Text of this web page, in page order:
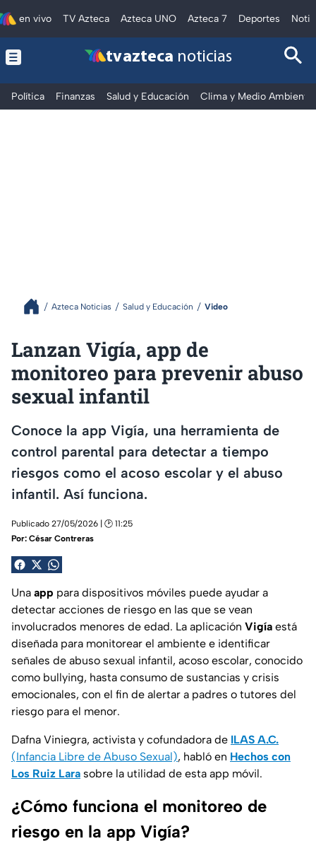
en vivo TV Azteca Azteca UNO Azteca 7 Deportes
tv azteca noticias
Política Finanzas Salud y Educación Clima y Medio Ambiente
Azteca Noticias Salud y Educación Video
Lanzan Vigía, app de
monitoreo para prevenir abuso
sexual infantil
Conoce la app Vigía, una herramienta de
control parental para detectar a tiempo
riesgos como el acoso escolar y el abuso
infantil. Así funciona.
Publicado 27/05/2026 | 🕑 11:25
Por: César Contreras
Una app para dispositivos móviles puede ayudar a
detectar acciones de riesgo en las que se vean
involucrados menores de edad. La aplicación Vigía está
diseñada para monitorear el ambiente e identificar
señales de abuso sexual infantil, acoso escolar, conocido
como bullying, hasta consumo de sustancias y crisis
emocionales, con el fin de alertar a padres o tutores del
riesgo para el menor.
Dafna Viniegra, activista y cofundadora de ILAS A.C.
(Infancia Libre de Abuso Sexual), habló en Hechos con
Los Ruiz Lara sobre la utilidad de esta app móvil.
¿Cómo funciona el monitoreo de
riesgo en la app Vigía?